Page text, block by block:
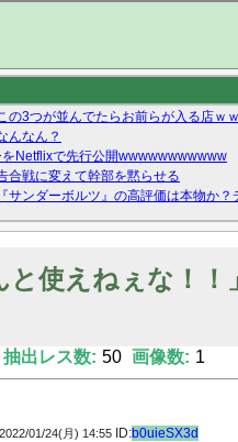
の3つが並んでたらお前らが入る店ｗ
んなん？
Netflixで先行公開wwwwwwwwwww
合戦に変えて幹部を黙らせる
サンダーボルツ』の高評価は本物か
テイク出演も新規獲得ならず？北川莉
と使えねぇな！
抽出レス数: 50 画像数: 1
2022/01/24(月) 14:55 ID:b0uieSX3d